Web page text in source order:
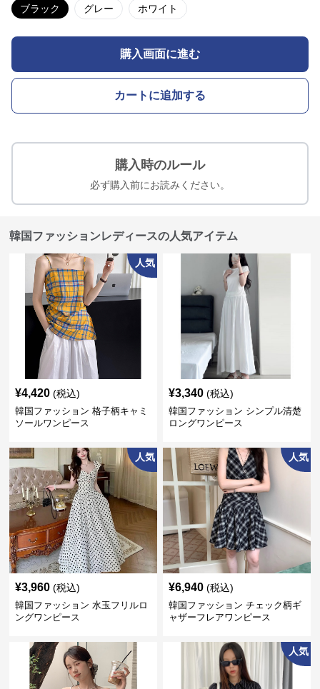
ブラック グレー ホワイト
購入画面に進む
カートに追加する
購入時のルール
必ず購入前にお読みください。
韓国ファッションレディースの人気アイテム
人気
¥4,420 (税込)
韓国ファッション 格子柄キャミ
ソールワンピース
¥3,340 (税込)
韓国ファッション シンプル清楚
ロングワンピース
人気
¥3,960 (税込)
韓国ファッション 水玉フリルロ
ングワンピース
人気
¥6,940 (税込)
韓国ファッション チェック柄ギ
ャザーフレアワンピース
人気